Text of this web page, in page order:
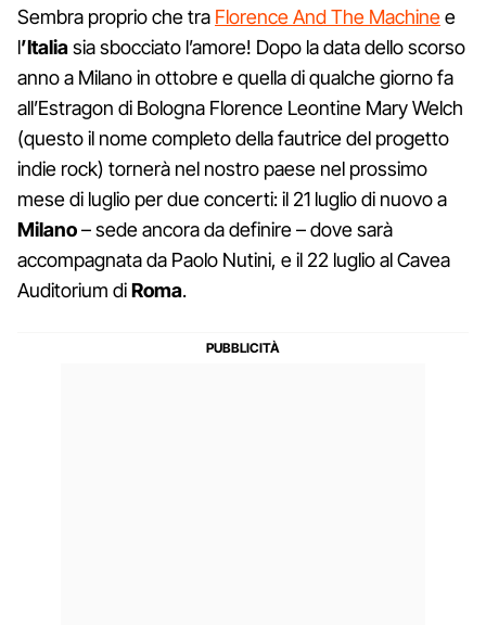
Sembra proprio che tra Florence And The Machinee
l’Italiasia sbocciato l’amore! Dopo la data dello scorso
anno a Milano in ottobre e quella di qualche giorno fa
all’Estragon di Bologna Florence Leontine Mary Welch
(questo il nome completo della fautrice del progetto
indie rock) tornerà nel nostro paese nel prossimo
mese di luglio per due concerti: il 21 luglio di nuovo a
Milano– sede ancora da definire – dove sarà
accompagnata da Paolo Nutini, e il 22 luglio al Cavea
Auditorium diRoma.